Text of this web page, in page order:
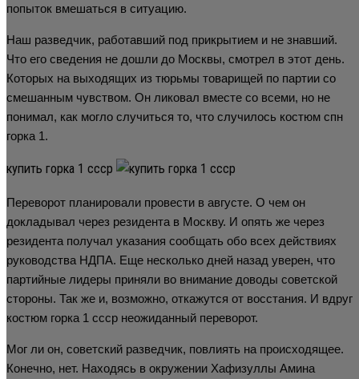
попыток вмешаться в ситуацию.
Наш разведчик, работавший под прикрытием и не знавший.
Что его сведения не дошли до Москвы, смотрел в этот день.
Которых на выходящих из тюрьмы товарищей по партии со
смешанным чувством. Он ликовал вместе со всеми, но не
понимал, как могло случиться то, что случилось костюм спн
горка 1.
купить горка 1 ссср
Переворот планировали провести в августе. О чем он
докладывал через резидента в Москву. И опять же через
резидента получал указания сообщать обо всех действиях
руководства НДПА. Еще несколько дней назад уверен, что
партийные лидеры приняли во внимание доводы советской
стороны. Так же и, возможно, откажутся от восстания. И вдруг
костюм горка 1 ссср неожиданный переворот.
Мог ли он, советский разведчик, повлиять на происходящее.
Конечно, нет. Находясь в окружении Хафизуллы Амина